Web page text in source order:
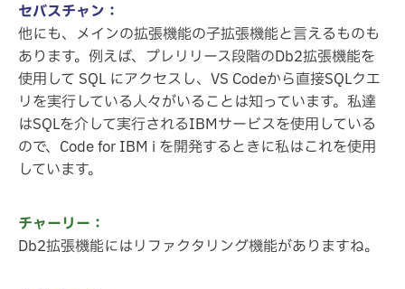
セバスチャン：
他にも、メインの拡張機能の子拡張機能と言えるものも
あります。例えば、プレリリース段階のDb2拡張機能を
使用して SQL にアクセスし、VS Codeから直接SQLクエ
リを実行している人々がいることは知っています。私達
はSQLを介して実行されるIBMサービスを使用している
ので、Code for IBM i を開発するときに私はこれを使用
しています。
チャーリー：
Db2拡張機能にはリファクタリング機能がありますね。